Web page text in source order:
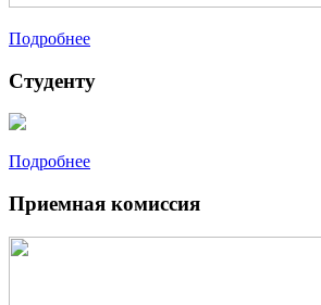
Подробнее
Студенту
Подробнее
Приемная комиссия